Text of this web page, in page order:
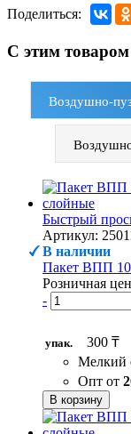
Поделиться:
С этим
Воздушно-
Быстрый
Артикул:
В наличии
Пакет ВПП
Розничная
-
упак.
300 ₸
Мелкий
Опт от
В корзину